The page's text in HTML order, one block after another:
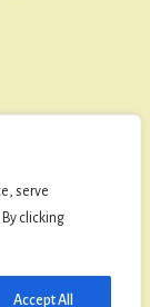
serve
clicking
Accept All
O FaniMani